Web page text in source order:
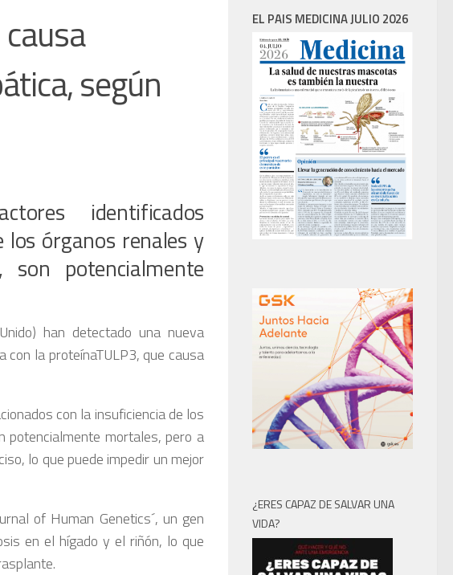
según
identificados
los órganos renales y
potencialmente
han detectado una nueva
con la proteínaTULP3, que causa
con la insuficiencia de los
potencialmente mortales, pero a
lo que puede impedir un mejor
of Human Genetics´, un gen
en el hígado y el riñón, lo que
EL PAIS MEDICINA JULIO 2026
¿ERES CAPAZ DE SALVAR UNA
VIDA?